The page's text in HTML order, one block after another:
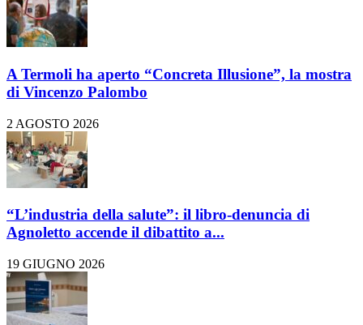
A Termoli ha aperto “Concreta Illusione”, la mostra
di Vincenzo Palombo
2 AGOSTO 2026
“L’industria della salute”: il libro-denuncia di
Agnoletto accende il dibattito a...
19 GIUGNO 2026